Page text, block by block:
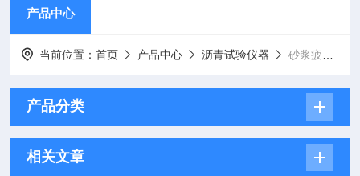
产品中心
当前位置：首页 产品中心 沥青试验仪器 砂浆疲劳试验机
产品分类
相关文章